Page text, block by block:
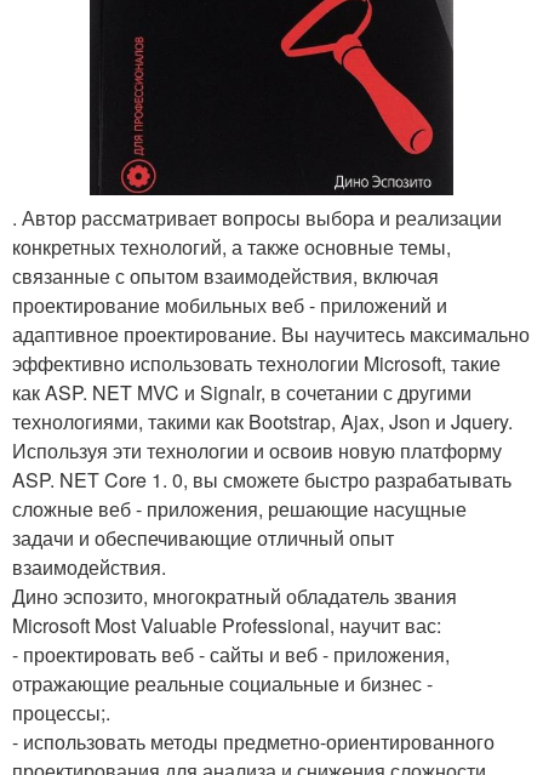
. Автор рассматривает вопросы выбора и реализации
конкретных технологий, а также основные темы,
связанные с опытом взаимодействия, включая
проектирование мобильных веб - приложений и
адаптивное проектирование. Вы научитесь максимально
эффективно использовать технологии Microsoft, такие
как ASP. NET MVC и Signalr, в сочетании с другими
технологиями, такими как Bootstrap, Ajax, Json и Jquery.
Используя эти технологии и освоив новую платформу
ASP. NET Core 1. 0, вы сможете быстро разрабатывать
сложные веб - приложения, решающие насущные
задачи и обеспечивающие отличный опыт
взаимодействия.
Дино эспозито, многократный обладатель звания
Microsoft Most Valuable Professional, научит вас:
- проектировать веб - сайты и веб - приложения,
отражающие реальные социальные и бизнес -
процессы;.
- использовать методы предметно-ориентированного